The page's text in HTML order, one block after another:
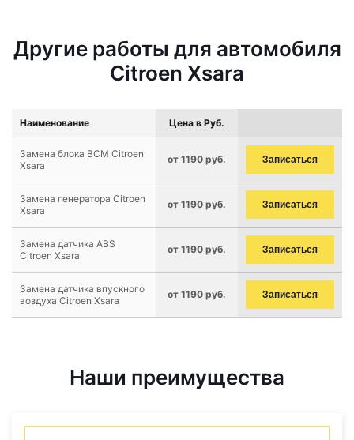
Другие работы для автомобиля
Citroen Xsara
Наименование Цена в Руб.
Замена блока BCM Citroen
Xsara
от 1190 руб. Записаться
Замена генератора Citroen
Xsara
от 1190 руб. Записаться
Замена датчика ABS
Citroen Xsara
от 1190 руб. Записаться
Замена датчика впускного
воздуха Citroen Xsara
от 1190 руб. Записаться
Наши преимущества